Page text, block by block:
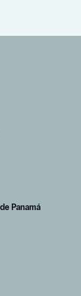
Panamá